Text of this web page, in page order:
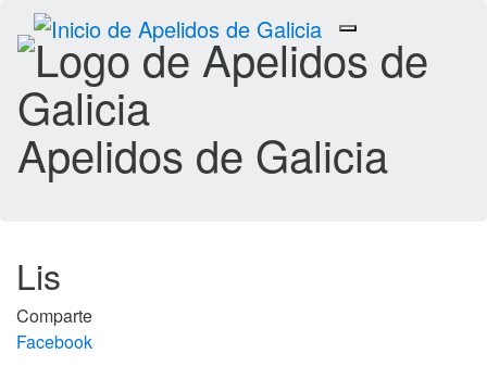
Toggle
navigation
Apelidos de Galicia
Lis
Comparte
Facebook